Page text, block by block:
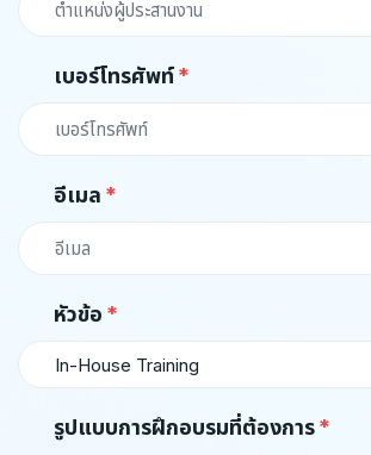
เบอร์โทรศัพท์
อีเมล
หัวข้อ
In-House Training
รูปแบบการฝึกอบรมที่ต้องการ